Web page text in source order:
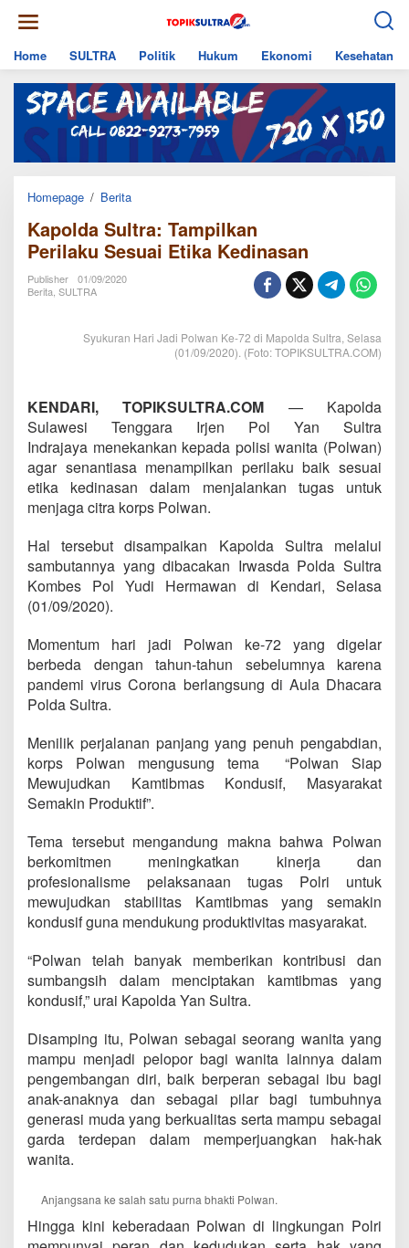
content
Home
SULTRA Politik Hukum Ekonomi Kesehatan
Homepage / BeritaKapolda
Tampilkan
Perilaku Sesuai
Etika
Kapolda Sultra: Tampilkan
Perilaku Sesuai Etika Kedinasan
Publisher
01/09/2020
Berita SULTRA
Syukuran Hari Jadi Polwan Ke-72 di Mapolda Sultra, Selasa
(01/09/2020). (Foto: TOPIKSULTRA.COM)
KENDARI, TOPIKSULTRA.COM — Kapolda
Sulawesi Tenggara Irjen Pol Yan Sultra
Indrajaya menekankan kepada polisi wanita (Polwan)
agar senantiasa menampilkan perilaku baik sesuai
etika kedinasan dalam menjalankan tugas untuk
menjaga citra korps Polwan.
Hal tersebut disampaikan Kapolda Sultra melalui
sambutannya yang dibacakan Irwasda Polda Sultra
Kombes Pol Yudi Hermawan di Kendari, Selasa
(01/09/2020).
Momentum hari jadi Polwan ke-72 yang digelar
berbeda dengan tahun-tahun sebelumnya karena
pandemi virus Corona berlangsung di Aula Dhacara
Polda Sultra.
Menilik perjalanan panjang yang penuh pengabdian,
korps Polwan mengusung tema “Polwan Siap
Mewujudkan Kamtibmas Kondusif, Masyarakat
Semakin Produktif”.
Tema tersebut mengandung makna bahwa Polwan
berkomitmen meningkatkan kinerja dan
profesionalisme pelaksanaan tugas Polri untuk
mewujudkan stabilitas Kamtibmas yang semakin
kondusif guna mendukung produktivitas masyarakat.
“Polwan telah banyak memberikan kontribusi dan
sumbangsih dalam menciptakan kamtibmas yang
kondusif,” urai Kapolda Yan Sultra.
Disamping itu, Polwan sebagai seorang wanita yang
mampu menjadi pelopor bagi wanita lainnya dalam
pengembangan diri, baik berperan sebagai ibu bagi
anak-anaknya dan sebagai pilar bagi tumbuhnya
generasi muda yang berkualitas serta mampu sebagai
garda terdepan dalam memperjuangkan hak-hak
wanita.
Anjangsana ke salah satu purna bhakti Polwan.
Hingga kini keberadaan Polwan di lingkungan Polri